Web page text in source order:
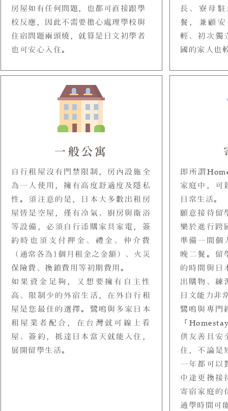
房屋如有任何問題，也都可直接跟學
校反應，因此不需要擔心處理學校與
住宿問題兩頭燒，就算是日文初學者
也可安心入住。
一般公寓
自行租屋沒有門禁限制，房內設施全
為一人使用，擁有高度舒適度及隱私
性。須注意的是，日本大多數出租房
屋皆是空屋，僅有冷氣、廚房與衛浴
等設備，必須自行添購家具家電，簽
約時也須支付押金、禮金、仲介費
（通常各為1個月租金之金額）、火災
保險費、換鎖費用等初期費用。
如果資金足夠，又想要擁有自主性
高、限制少的外宿生活，在外自行租
屋是您最佳的選擇。鷺鳴與多家日本
租屋業者配合，在台灣就可線上看
屋、簽約，抵達日本當天就能入住，
展開留學生活。
長、寮母
餐，兼顧
輕、初次獨
國的家人也
即所謂
家庭中，可
日常生活。
願意接待留
樂於進行跨
準備一間個
晚二餐。留
的時間與日
出購物、練
日文能力非
鷺鳴與專門
「
供友善且安
住，不論是
一年都可以
中途更換接
寄宿家庭的
通學時間可